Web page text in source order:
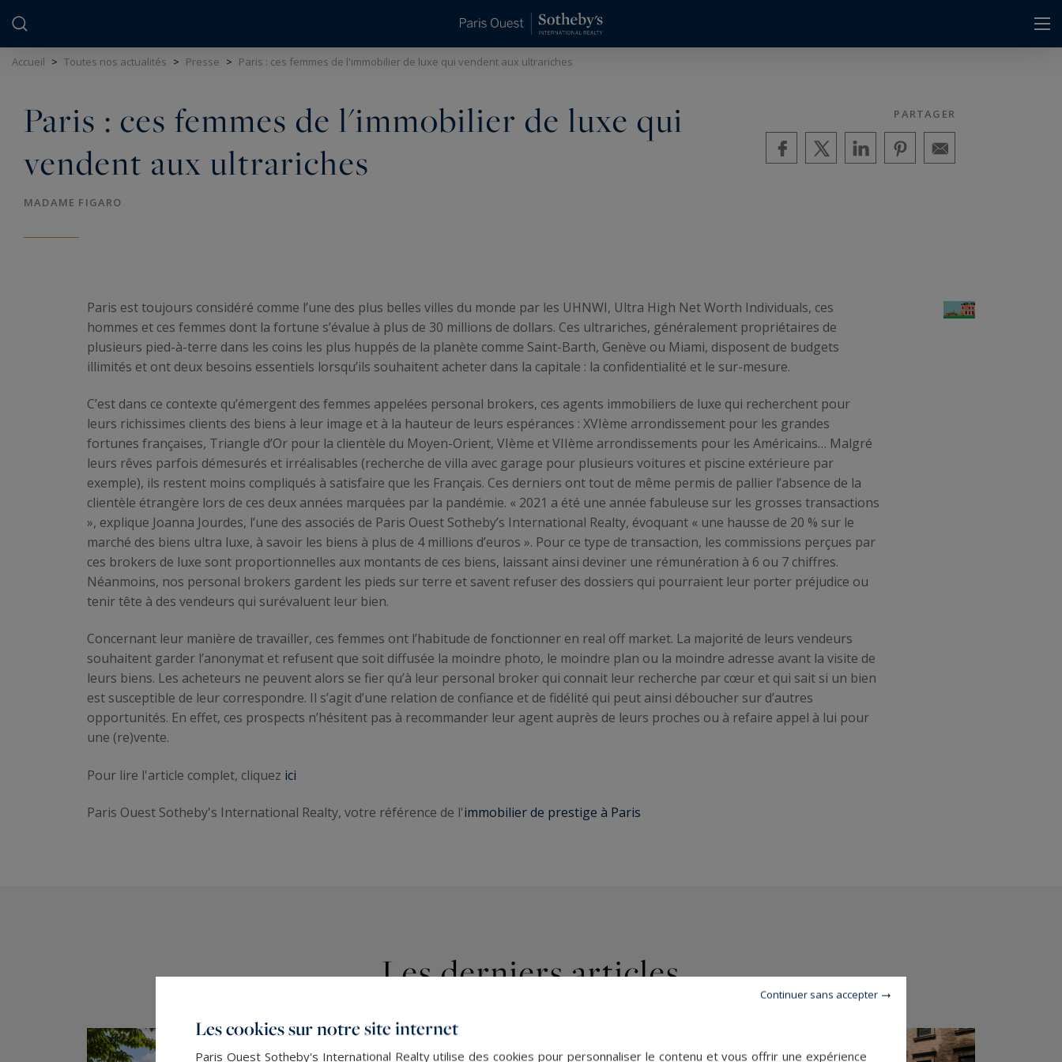
Accueil > Toutes nos actualités > Presse > Paris : ces femmes de l'immobilier de luxe qui vendent aux ultrariches
Paris : ces femmes de l'immobilier de luxe qui
vendent aux ultrariches
MADAME FIGARO
PARTAGER
Paris est toujours considéré comme l’une des plus belles villes du monde par les UHNWI, Ultra High Net Worth Individuals, ces
hommes et ces femmes dont la fortune s’évalue à plus de 30 millions de dollars. Ces ultrariches, généralement propriétaires de
plusieurs pied-à-terre dans les coins les plus huppés de la planète comme Saint-Barth, Genève ou Miami, disposent de budgets
illimités et ont deux besoins essentiels lorsqu’ils souhaitent acheter dans la capitale : la confidentialité et le sur-mesure.
C’est dans ce contexte qu’émergent des femmes appelées personal brokers, ces agents immobiliers de luxe qui recherchent pour
leurs richissimes clients des biens à leur image et à la hauteur de leurs espérances : XVIème arrondissement pour les grandes
fortunes françaises, Triangle d’Or pour la clientèle du Moyen-Orient, VIème et VIIème arrondissements pour les Américains… Malgré
leurs rêves parfois démesurés et irréalisables (recherche de villa avec garage pour plusieurs voitures et piscine extérieure par
exemple), ils restent moins compliqués à satisfaire que les Français. Ces derniers ont tout de même permis de pallier l’absence de la
clientèle étrangère lors de ces deux années marquées par la pandémie. « 2021 a été une année fabuleuse sur les grosses transactions
», explique Joanna Jourdes, l’une des associés de Paris Ouest Sotheby’s International Realty, évoquant « une hausse de 20 % sur le
marché des biens ultra luxe, à savoir les biens à plus de 4 millions d’euros ». Pour ce type de transaction, les commissions perçues par
ces brokers de luxe sont proportionnelles aux montants de ces biens, laissant ainsi deviner une rémunération à 6 ou 7 chiffres.
Néanmoins, nos personal brokers gardent les pieds sur terre et savent refuser des dossiers qui pourraient leur porter préjudice ou
tenir tête à des vendeurs qui surévaluent leur bien.
Concernant leur manière de travailler, ces femmes ont l’habitude de fonctionner en real off market. La majorité de leurs vendeurs
souhaitent garder l’anonymat et refusent que soit diffusée la moindre photo, le moindre plan ou la moindre adresse avant la visite de
leurs biens. Les acheteurs ne peuvent alors se fier qu’à leur personal broker qui connait leur recherche par cœur et qui sait si un bien
est susceptible de leur correspondre. Il s’agit d’une relation de confiance et de fidélité qui peut ainsi déboucher sur d’autres
opportunités. En effet, ces prospects n’hésitent pas à recommander leur agent auprès de leurs proches ou à refaire appel à lui pour
une (re)vente.
Pour lire l'article complet, cliquez ici
Paris Ouest Sotheby's International Realty, votre référence de l'immobilier de prestige à Paris
Les derniers articles
Les cookies sur notre site internet
Paris Ouest Sotheby's International Realty utilise des cookies pour personnaliser le contenu et vous offrir une expérience
Continuer sans accepter